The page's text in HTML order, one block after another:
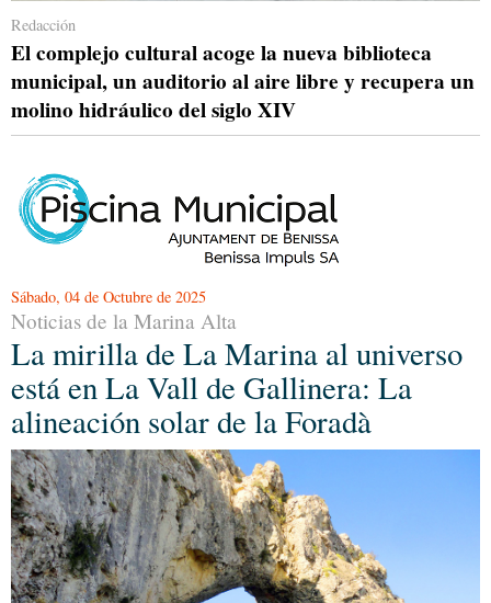
Redacción
El complejo cultural acoge la nueva biblioteca
municipal, un auditorio al aire libre y recupera un
molino hidráulico del siglo XIV
Sábado, 04 de Octubre de 2025
Noticias de la Marina Alta
La mirilla de La Marina al universo
está en La Vall de Gallinera: La
alineación solar de la Foradà